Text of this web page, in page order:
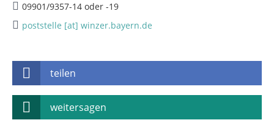
09901/9357-14 oder -19
poststelle [at] winzer.bayern.de
teilen
weitersagen